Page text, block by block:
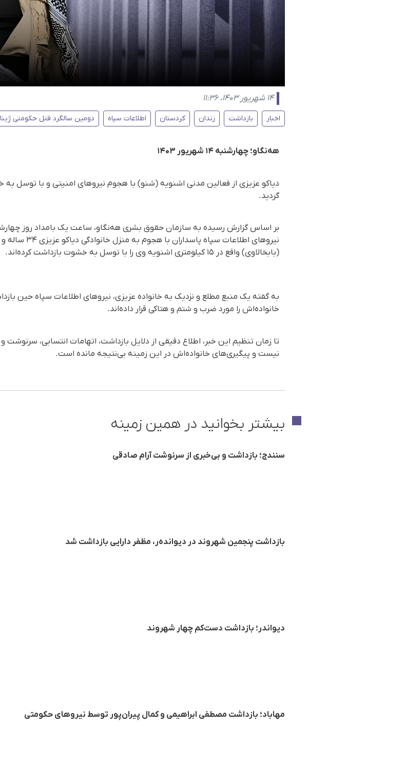
۱۴ شهریور ۱۴۰۳، ۱۱:۳۶
اخبار بازداشت زندان کردستان اطلاعات سپاه دومین سالگرد قتل حکومتی
هه‌نگاو؛ چهارشنبه ۱۴ شهریور ۱۴۰۳
دیاکو عزیزی از فعالین مدنی اشنویه (شنو) با هجوم نیروهای امنیتی و با توسل
گردید.
نیروهای
(بابخالاوی) واقع در ۱۵ کیلومتری اشنویه وی را با توسل به خشوت بازداشت کرده‌اند.
به گفته یک منبع مطلع و نزدیک به خانواده عزیزی، نیروهای اطلاعات سپاه حین
خانواده‌اش را مورد ضرب و شتم و هتاکی قرار داده‌اند.
تا زمان تنظیم این خبر، اطلاع دقیقی از دلایل بازداشت، اتهامات انتسابی،
نیست و پیگیری‌های خانواده‌اش در این زمینه بی‌نتیجه مانده است.
بیشتر بخوانید در همین زمینه
سنندج؛ بازداشت و بی‌خبری از سرنوشت آرام صادقی
بازداشت پنجمین شهروند در دیواندەر، مظفر دارایی بازداشت شد
دیواندر؛ بازداشت دست‌کم چهار شهروند
مهاباد؛ بازداشت مصطفی ابراهیمی و کمال پیران‌پور توسط نیروهای حکومتی